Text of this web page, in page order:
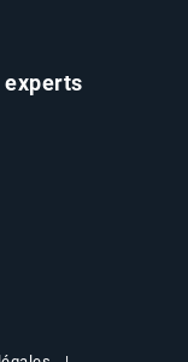
experts